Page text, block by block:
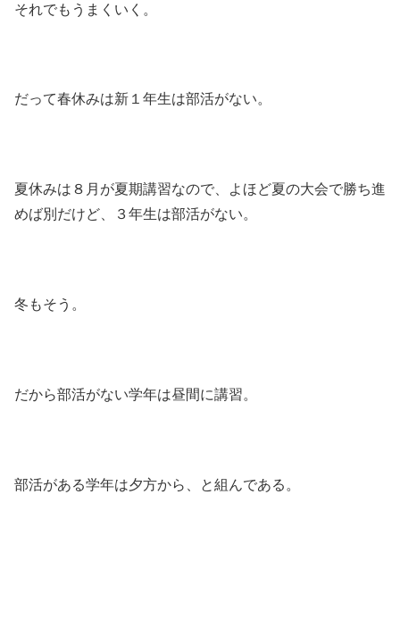
それでもうまくいく。
だって春休みは新１年生は部活がない。
夏休みは８月が夏期講習なので、よほど夏の大会で勝ち進
めば別だけど、３年生は部活がない。
冬もそう。
だから部活がない学年は昼間に講習。
部活がある学年は夕方から、と組んである。